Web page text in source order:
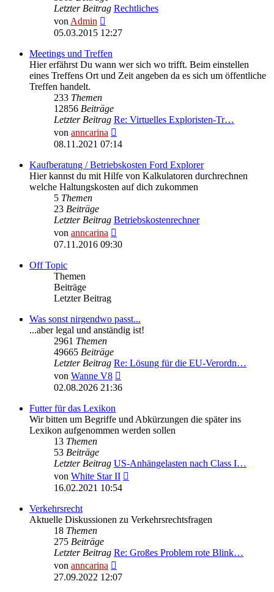
Letzter Beitrag Rechtliches
vonAdmin
Beitrag
05.03.2015 12:27
Meetings und Treffen
Hier erfährst Du wann wer sich wo trifft. Beim einstellen
eines Treffens Ort und Zeit angeben da es sich um öffentliche
Treffen handelt.
233 Themen
12856 Beiträge
Letzter Beitrag Re: Virtuelles Exploristen-Tr…
von anncarina
Beitrag
08.11.2021 07:14
Kaufberatung / Betriebskosten Ford Explorer
Hier kannst du mit Hilfe von Kalkulatoren durchrechnen
welche Haltungskosten auf dich zukommen
5 Themen
23 Beiträge
Letzter Beitrag Betriebskostenrechner
von anncarina
Beitrag
07.11.2016 09:30
Off Topic
Themen
Beiträge
Letzter Beitrag
Was sonst nirgendwo passt...
...aber legal und anständig ist!
2961 Themen
49665 Beiträge
Letzter Beitrag Re: Lösung für die EU‑Verordn…
von Wanne V8
Beitrag
02.08.2026 21:36
Futter für das Lexikon
Wir bitten um Begriffe und Abkürzungen die später ins
Lexikon aufgenommen werden sollen
13 Themen
53 Beiträge
Letzter Beitrag US-Anhängelasten nach Class I…
von White Star II
16.02.2021 10:54
Verkehrsrecht
Aktuelle Diskussionen zu Verkehrsrechtsfragen
18 Themen
275 Beiträge
Letzter Beitrag Re: Großes Problem rote Blink…
von anncarina
Beitrag
27.09.2022 12:07